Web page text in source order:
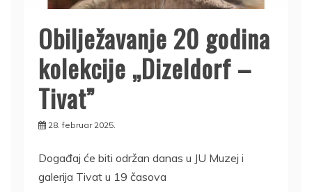
Obilježavanje 20 godina
kolekcije „Dizeldorf –
Tivat”
28. februar 2025.
Događaj će biti održan danas u JU Muzej i
galerija Tivat u 19 časova